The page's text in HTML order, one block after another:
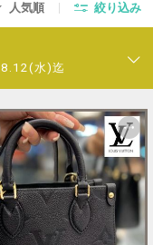
人気順 絞り込み
8.12(水)迄